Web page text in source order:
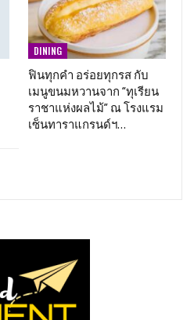
DINING
ฟินทุกคำ อร่อยทุกรส กับ
เมนูขนมหวานจาก “ทุเรียน
ราชาแห่งผลไม้” ณ โรงแรม
เซ็นทาราแกรนด์ฯ…